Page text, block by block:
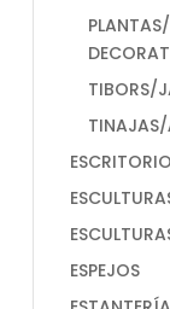
TIBORS/
TINAJAS/
ESPEJOS